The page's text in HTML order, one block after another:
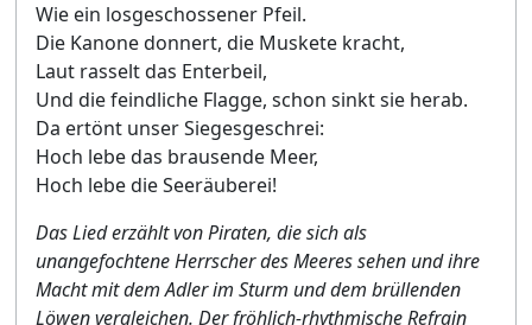
Wie ein losgeschossener Pfeil.
Die Kanone donnert, die Muskete kracht,
Laut rasselt das Enterbeil,
Und die feindliche Flagge, schon sinkt sie herab.
Da ertönt unser Siegesgeschrei:
Hoch lebe das brausende Meer,
Hoch lebe die Seeräuberei!
Das Lied erzählt von Piraten, die sich als
unangefochtene Herrscher des Meeres sehen und ihre
Macht mit dem Adler im Sturm und dem brüllenden
Löwen vergleichen. Der fröhlich-rhythmische Refrain